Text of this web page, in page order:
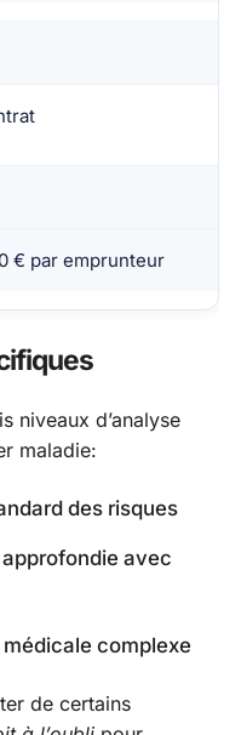
€ par emprunteur
niveaux d’analyse
maladie:
des risques
avec
complexe
de certains